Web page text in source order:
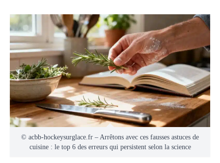
© acbb-hockeysurglace.fr – Arrêtons avec ces fausses astuces de
cuisine : le top 6 des erreurs qui persistent selon la science